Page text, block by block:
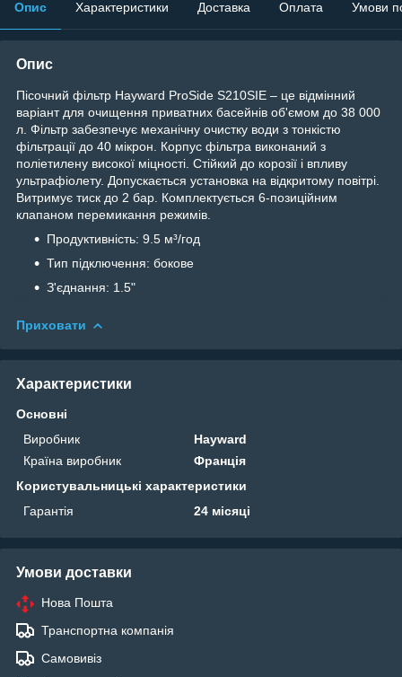
Опис Характеристики Доставка Оплата Умови
Опис
Пісочний фільтр Hayward ProSide S210SIE – це відмінний
варіант для очищення приватних басейнів об'ємом до 38 000
л. Фільтр забезпечує механічну очистку води з тонкістю
фільтрації до 40 мікрон. Корпус фільтра виконаний з
поліетилену високої міцності. Стійкий до корозії і впливу
ультрафіолету. Допускається установка на відкритому повітрі.
Витримує тиск до 2 бар. Комплектується 6-позиційним
клапаном перемикання режимів.
Продуктивність: 9.5 м³/год
Тип підключення: бокове
З'єднання: 1.5"
Приховати
Характеристики
Основні
Виробник
Hayward
Країна виробник
Франція
Користувальницькі характеристики
Гарантія
24 місяці
Умови доставки
Нова Пошта
Транспортна компанія
Самовивіз